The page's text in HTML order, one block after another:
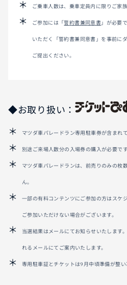
ご乗車人数は、乗車定員内に限りご家
ご参加には「誓約書兼同意書」が必要
いただく「誓約書兼同意書」を事前に
ご提出ください。
◆お取り扱い：
マツダ車パレードラン専用駐車券が含まれて
別途ご来場人数分の入場券の購入が必要です
マツダ車パレードランは、前売りのみの枚
ん。
一部の有料コンテンツにご参加の方はスケ
ご参加いただけない場合がございます。
当選結果はメールにてお知らせいたします
れるメールにてご案内いたします。
専用駐車証とチケットは9月中頃準備が整い